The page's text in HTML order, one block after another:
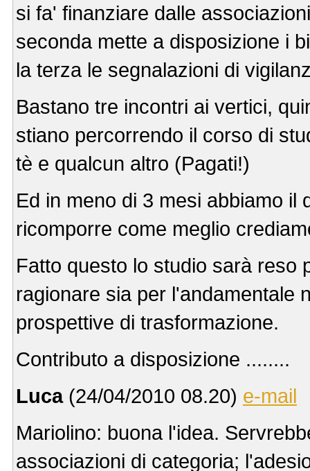
si fa' finanziare dalle
seconda mette a disposizione i
la terza le segnalazioni di
Bastano tre incontri ai vertici,
stiano percorrendo il corso di
tè e qualcun altro (Pagati!)
Ed in meno di 3 mesi abbiamo il
ricomporre come meglio
Fatto questo lo studio sarà reso
ragionare sia per l'andamentale
prospettive di trasformazione.
Contributo a disposizione ........
Luca(24/04/2010 08.20) e-mail
Mariolino: buona l'idea.
associazioni di categoria;